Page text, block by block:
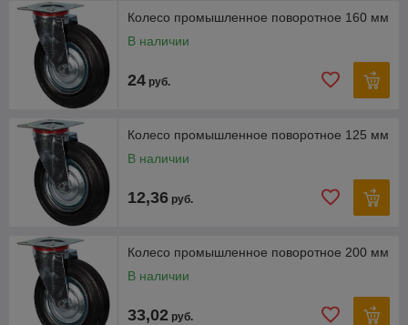
Колесо промышленное поворотное 160 мм
В наличии
24 руб.
Колесо промышленное поворотное 125 мм
В наличии
12,36 руб.
Колесо промышленное поворотное 200 мм
В наличии
33,02 руб.